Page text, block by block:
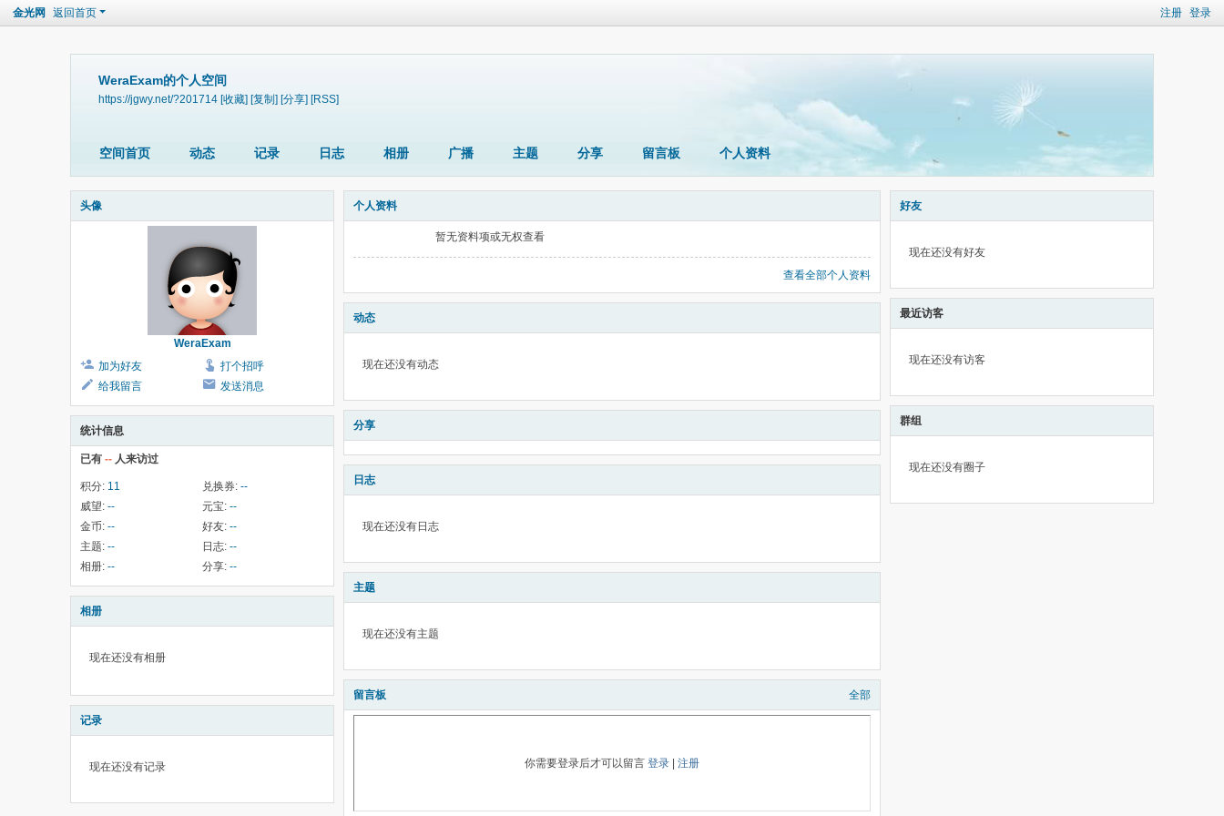
注册 登录
金光网 返回首页
WeraExam的个人空间
https://jgwy.net/?201714 [收藏] [复制] [分享] [RSS]
空间首页 动态 记录 日志 相册 广播 主题 分享 留言板 个人资料
头像
WeraExam
加为好友
打个招呼
给我留言
发送消息
统计信息
已有 -- 人来访过
积分: 11 兑换券: --
威望: -- 元宝: --
金币: -- 好友: --
主题: -- 日志: --
相册: -- 分享: --
相册
现在还没有相册
记录
现在还没有记录
个人资料
暂无资料项或无权查看
查看全部个人资料
动态
现在还没有动态
分享
日志
现在还没有日志
主题
现在还没有主题
留言板 全部
你需要登录后才可以留言 登录 注册
好友
现在还没有好友
最近访客
现在还没有访客
群组
现在还没有圈子